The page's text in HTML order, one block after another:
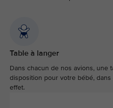
Table à langer
Dans chacun de nos avions, une
disposition pour votre bébé,
effet.